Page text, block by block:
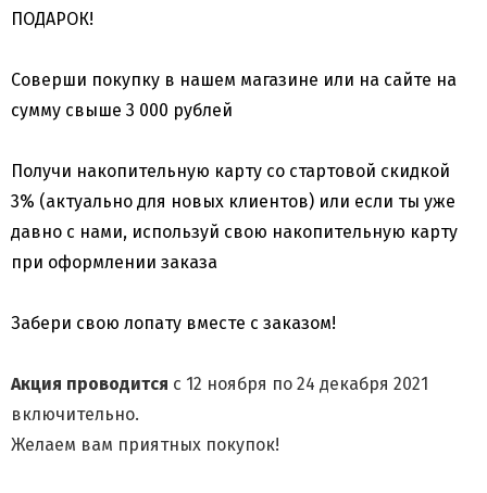
ПОДАРОК!
Соверши покупку в нашем магазине или на сайте на
сумму свыше 3 000 рублей
Получи накопительную карту со стартовой скидкой
3% (актуально для новых клиентов) или если ты уже
давно с нами, используй свою накопительную карту
при оформлении заказа
Забери свою лопату вместе с заказом!
Акция проводится с 12 ноября по 24 декабря 2021
включительно.
Желаем вам приятных покупок!